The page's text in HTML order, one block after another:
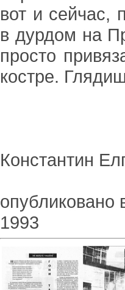
вот и сейчас,
в дурдом на
просто
костре.
Константин
1993